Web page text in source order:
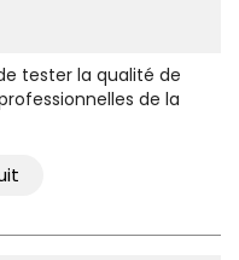
tester la qualité de
de la